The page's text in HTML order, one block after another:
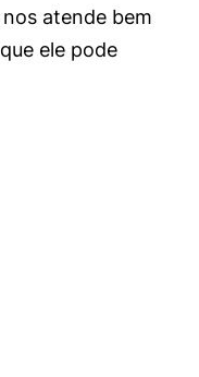
atende bem
ele pode